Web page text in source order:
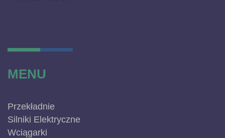
MENU
Przekładnie
Silniki Elektryczne
Wciągarki